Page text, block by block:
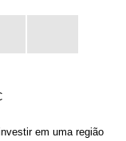
em uma região